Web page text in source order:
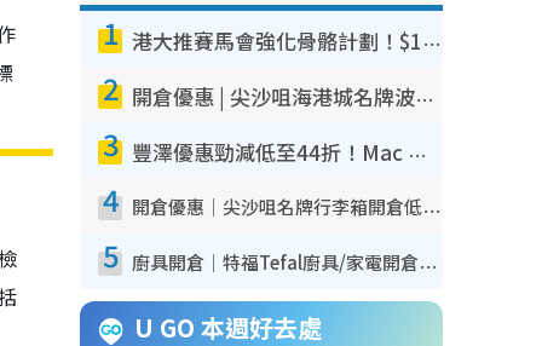
1 港大推賽馬會強化骨骼計劃！$100骨質密度X光檢查 完成免費運動訓練送超市禮券！附參加資格
2 開倉優惠 | 尖沙咀海港城名牌波鞋開倉低至1折！On鞋$899起／Joy&Peace鞋履$98起
3 豐澤優惠勁減低至44折！Mac mini/iPhone17Pro大減價！廚房家電$220起
4 開倉優惠｜尖沙咀名牌行李箱開倉低至4折！一連5日 American Tourister/ace./Hallmark $200起！
5 廚具開倉｜特福Tefal廚具/家電開倉低至3折！$220起買平底鍋/炒鑊/湯煲！電飯煲/吸塵機/燙斗$418起
U GO 本週好去處